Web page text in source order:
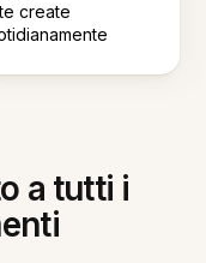
create
a tutti i